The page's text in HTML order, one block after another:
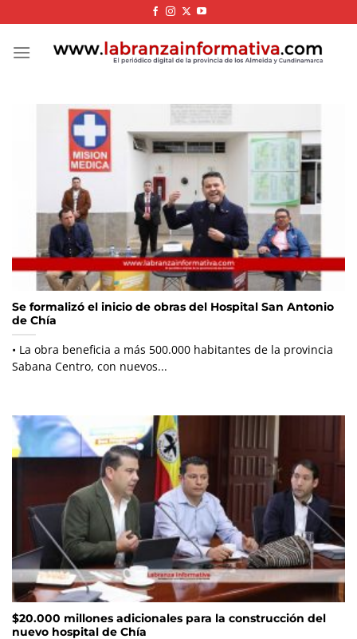
to
content
Se formalizó el inicio de obras del Hospital San Antonio
de Chía
• La obra beneficia a más 500.000 habitantes de la provincia
Sabana Centro, con nuevos...
$20.000 millones adicionales para la construcción del
nuevo hospital de Chía